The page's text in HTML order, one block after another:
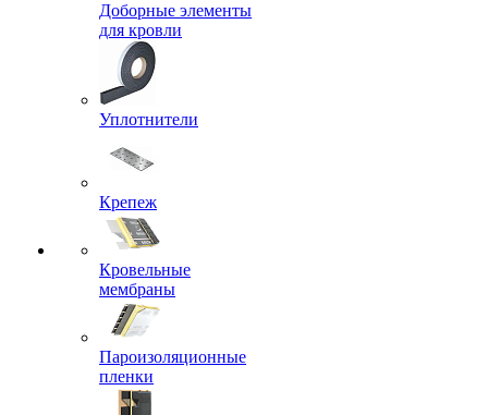
Доборные элементы
для кровли
Уплотнители
Крепеж
Кровельные
мембраны
Пароизоляционные
пленки